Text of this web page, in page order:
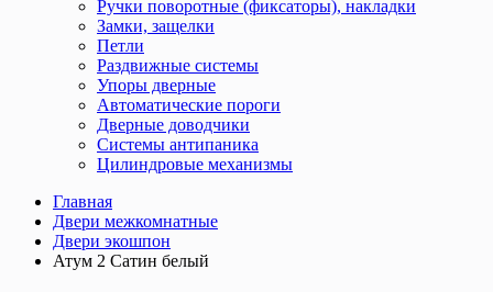
Ручки поворотные (фиксаторы), накладки
Замки, защелки
Петли
Раздвижные системы
Упоры дверные
Автоматические пороги
Дверные доводчики
Системы антипаника
Цилиндровые механизмы
Главная
Двери межкомнатные
Двери экошпон
Атум 2 Сатин белый